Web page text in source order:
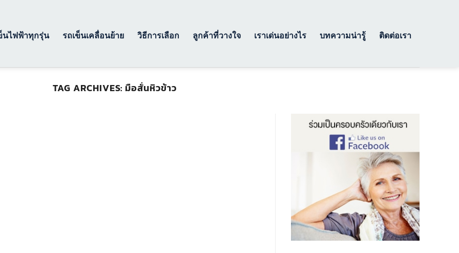
นไฟฟ้าทุกรุ่น รถเข็นเคลื่อนย้าย วิธีการเลือก ลูกค้าที่วางใจ เราเด่นอย่างไร บทความน่ารู้ ติดต่อเรา
TAG ARCHIVES: มือสั่นหิวข้าว